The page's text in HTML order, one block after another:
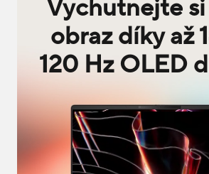
Vychutnejte
obraz díky až
120 Hz OLED